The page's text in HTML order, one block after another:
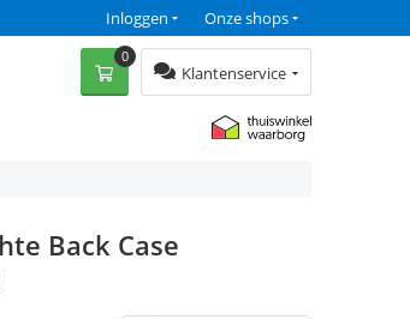
Onze shops
Inloggen
Klantenservice
0
Back Case